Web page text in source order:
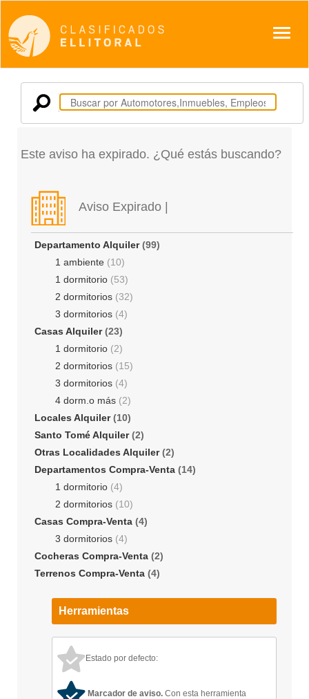
Este aviso ha expirado. ¿Qué estás buscando?
Aviso Expirado |
Departamento Alquiler(99)
1 ambiente (10)
1 dormitorio (53)
2 dormitorios (32)
3 dormitorios (4)
Casas Alquiler(23)
1 dormitorio (2)
2 dormitorios (15)
3 dormitorios (4)
4 dorm.o más (2)
Locales Alquiler(10)
Santo Tomé Alquiler(2)
Otras Localidades Alquiler(2)
Departamentos Compra-Venta (14)
1 dormitorio (4)
2 dormitorios (10)
Casas Compra-Venta (4)
3 dormitorios (4)
Cocheras Compra-Venta (2)
Terrenos Compra-Venta (4)
Herramientas
Estado por defecto:
Marcador de aviso. Con esta herramienta